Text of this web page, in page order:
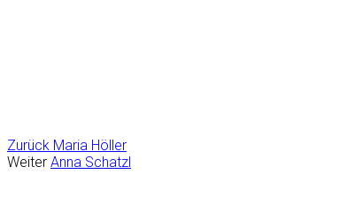
Zurück Maria Höller
Weiter Anna Schatzl